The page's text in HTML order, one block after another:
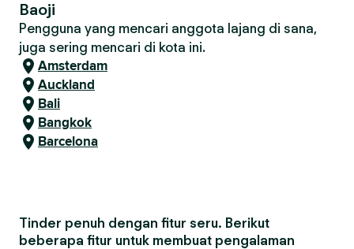
Baoji
Pengguna yang mencari anggota lajang di sana,
juga sering mencari di kota ini.
Amsterdam
Auckland
Bali
Bangkok
Barcelona
Tinder penuh dengan fitur seru. Berikut
beberapa fitur untuk membuat pengalaman